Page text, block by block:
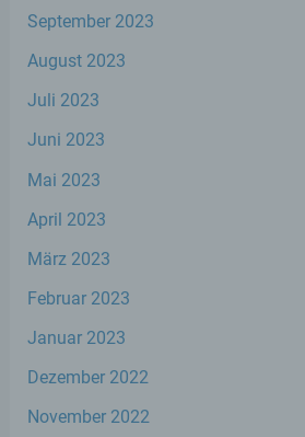
September 2023
August 2023
Juli 2023
Juni 2023
Mai 2023
April 2023
März 2023
Februar 2023
Januar 2023
Dezember 2022
November 2022
Betroffene Person ist jede
personenbezogene Daten
automatisierter Verfahren
Zusammenhang mit
Organisation, das
Auslesen, das Abfragen,
Verbreitung oder eine